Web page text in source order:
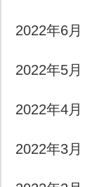
2022年6月
2022年5月
2022年4月
2022年3月